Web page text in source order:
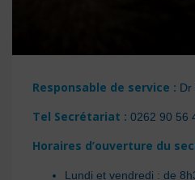
Responsable de service : Dr
Tel Secrétariat : 0262 90 56
Horaires d’ouverture du
Lundi et vendredi : de